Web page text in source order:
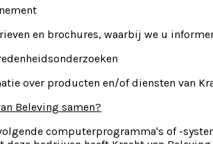
en brochures, waarbij we u
over producten en/of diensten van
Beleving samen?
computerprogramma's of -